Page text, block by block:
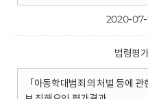
2020-07-
법령평
「아동학대범죄의 처벌 등에